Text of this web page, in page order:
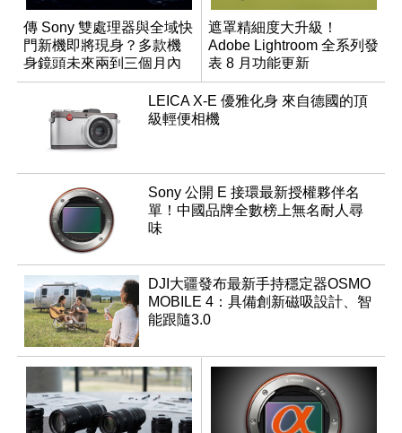
傳 Sony 雙處理器與全域快
門新機即將現身？多款機
身鏡頭未來兩到三個月內
有望登場
遮罩精細度大升級！
Adobe Lightroom 全系列發
表 8 月功能更新
LEICA X-E 優雅化身 來自德國的頂
級輕便相機
Sony 公開 E 接環最新授權夥伴名
單！中國品牌全數榜上無名耐人尋
味
DJI大疆發布最新手持穩定器OSMO
MOBILE 4：具備創新磁吸設計、智
能跟隨3.0